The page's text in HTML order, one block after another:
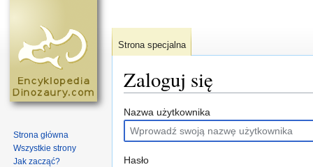
Zaloguj się
Nazwa użytkownika
Hasło
Strona specjalna
Strona główna
Wszystkie strony
Jak zacząć?